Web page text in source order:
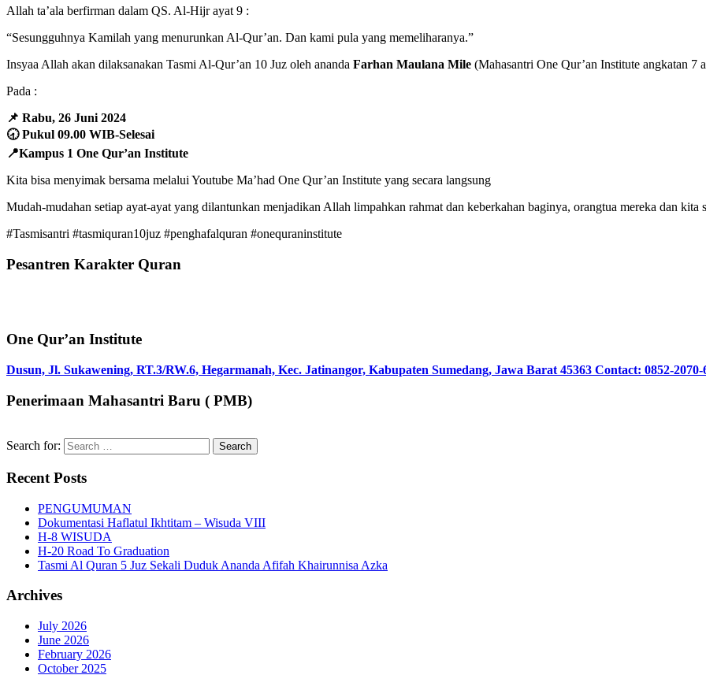
Allah ta’ala berfirman dalam QS. Al-Hijr ayat 9 :
“Sesungguhnya Kamilah yang menurunkan Al-Qur’an. Dan kami pula yang memeliharanya.”
Insyaa Allah akan dilaksanakan Tasmi Al-Qur’an 10 Juz oleh ananda Farhan Maulana Mile (Mahasantri One Qur’an Institute angkatan 7
Pada :
📌 Rabu, 26 Juni 2024
🕣 Pukul 09.00 WIB-Selesai
📍Kampus 1 One Qur’an Institute
Kita bisa menyimak bersama melalui Youtube Ma’had One Qur’an Institute yang secara langsung
Mudah-mudahan setiap ayat-ayat yang dilantunkan menjadikan Allah limpahkan rahmat dan keberkahan baginya, orangtua mereka dan kita
#Tasmisantri #tasmiquran10juz #penghafalquran #onequraninstitute
Pesantren Karakter Quran
One Qur’an Institute
Dusun, Jl. Sukawening, RT.3/RW.6, Hegarmanah, Kec. Jatinangor, Kabupaten Sumedang, Jawa Barat 45363 Contact: 0852-2070-
Penerimaan Mahasantri Baru ( PMB)
Search for:
Recent Posts
PENGUMUMAN
Dokumentasi Haflatul Ikhtitam – Wisuda VIII
H-8 WISUDA
H-20 Road To Graduation
Tasmi Al Quran 5 Juz Sekali Duduk Ananda Afifah Khairunnisa Azka
Archives
July 2026
June 2026
February 2026
October 2025